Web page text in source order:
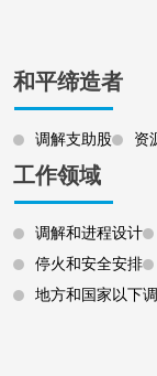
和平缔造者
调解支助股 资
工作领域
调解和进程设计
停火和安全安排
地方和国家以下